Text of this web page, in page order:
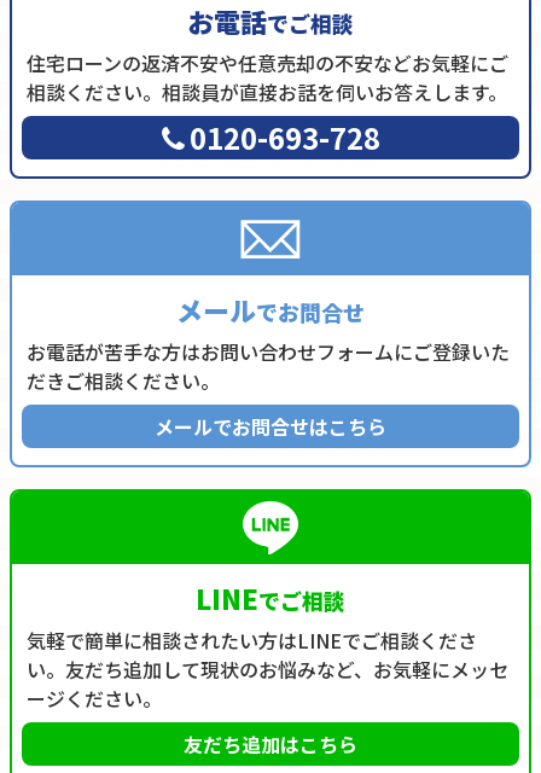
お電話でご相談
住宅ローンの返済不安や任意売却の不安などお気軽にご
相談ください。相談員が直接お話を伺いお答えします。
0120-693-728
メールでお問合せ
お電話が苦手な方はお問い合わせフォームにご登録いた
だきご相談ください。
メールでお問合せはこちら
LINEでご相談
気軽で簡単に相談されたい方はLINEでご相談くださ
い。友だち追加して現状のお悩みなど、お気軽にメッセ
ージください。
友だち追加はこちら